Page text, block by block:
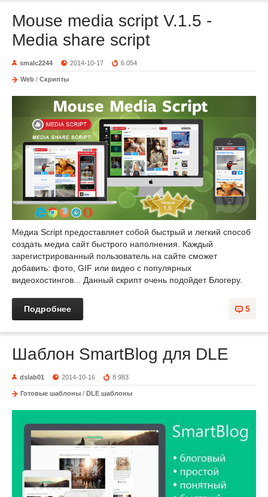
Mouse media script V.1.5 -
Media share script
smalc2244 2014-10-17 6 054
Web / Скрипты
Медиа Script предоставляет собой быстрый и легкий способ
создать медиа сайт быстрого наполнения. Каждый
зарегистрированный пользователь на сайте сможет
добавить: фото, GIF или видео с популярных
видеохостингов... Данный скрипт очень подойдет Блогеру.
5
Подробнее
Шаблон SmartBlog для DLE
dslab01 2014-10-16 8 983
Готовые шаблоны / DLE шаблоны